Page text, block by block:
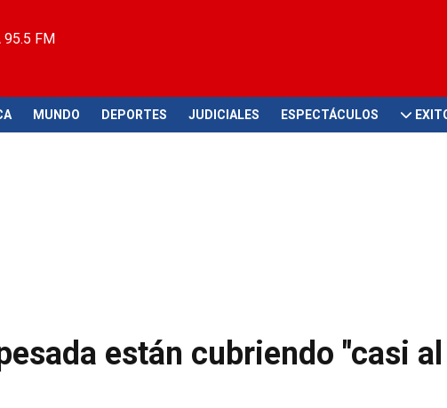
95.5 FM
MUNDO DEPORTES JUDICIALES ESPECTÁCULOS
están cubriendo "casi